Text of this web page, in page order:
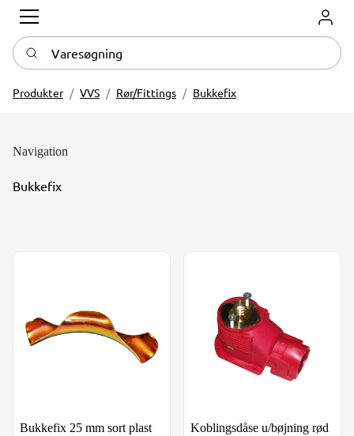
Log
Varesøgning
Produkter VVS Rør/Fittings Bukkefix
Navigation
Bukkefix
Bukkefix 25 mm sort plast Koblingsdåse u/bøjning rød